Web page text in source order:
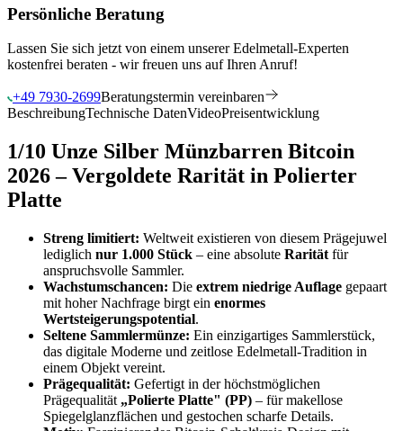
Persönliche Beratung
Lassen Sie sich jetzt von einem unserer Edelmetall-Experten
kostenfrei beraten - wir freuen uns auf Ihren Anruf!
+49 7930-2699Beratungstermin vereinbaren
BeschreibungTechnische DatenVideoPreisentwicklung
1/10 Unze Silber Münzbarren Bitcoin
2026 – Vergoldete Rarität in Polierter
Platte
Streng limitiert: Weltweit existieren von diesem Prägejuwel
lediglich nur 1.000 Stück – eine absolute Rarität für
anspruchsvolle Sammler.
Wachstumschancen: Die extrem niedrige Auflage gepaart
mit hoher Nachfrage birgt ein enormes
Wertsteigerungspotential.
Seltene Sammlermünze: Ein einzigartiges Sammlerstück,
das digitale Moderne und zeitlose Edelmetall-Tradition in
einem Objekt vereint.
Prägequalität: Gefertigt in der höchstmöglichen
Prägequalität „Polierte Platte" (PP) – für makellose
Spiegelglanzflächen und gestochen scharfe Details.